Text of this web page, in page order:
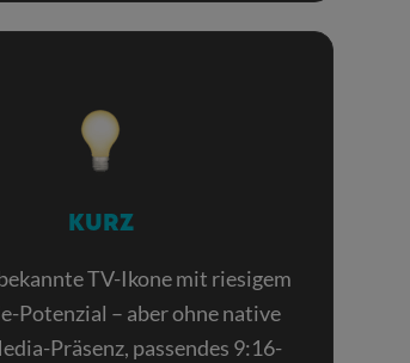
KURZ
TV-Ikone mit riesigem
Potenzial – aber ohne native
Präsenz, passendes 9:16-